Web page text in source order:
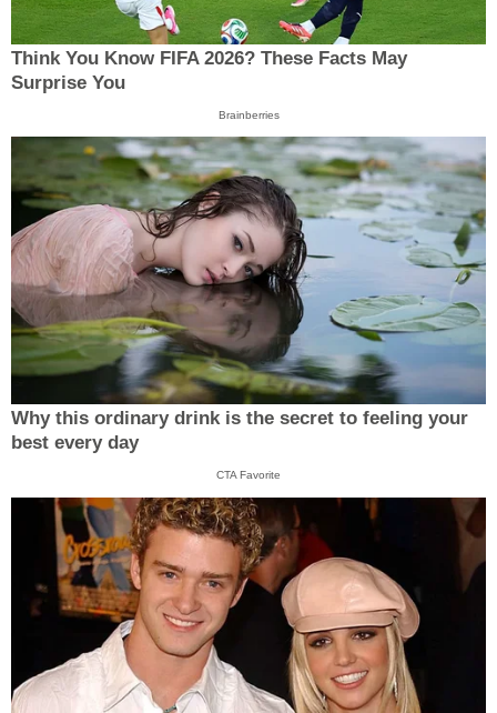
Think You Know FIFA 2026? These Facts May
Surprise You
Brainberries
Why this ordinary drink is the secret to feeling your
best every day
CTA Favorite